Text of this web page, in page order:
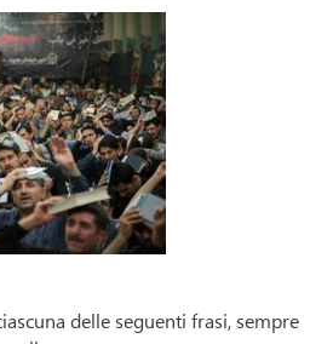
delle seguenti frasi, sempre